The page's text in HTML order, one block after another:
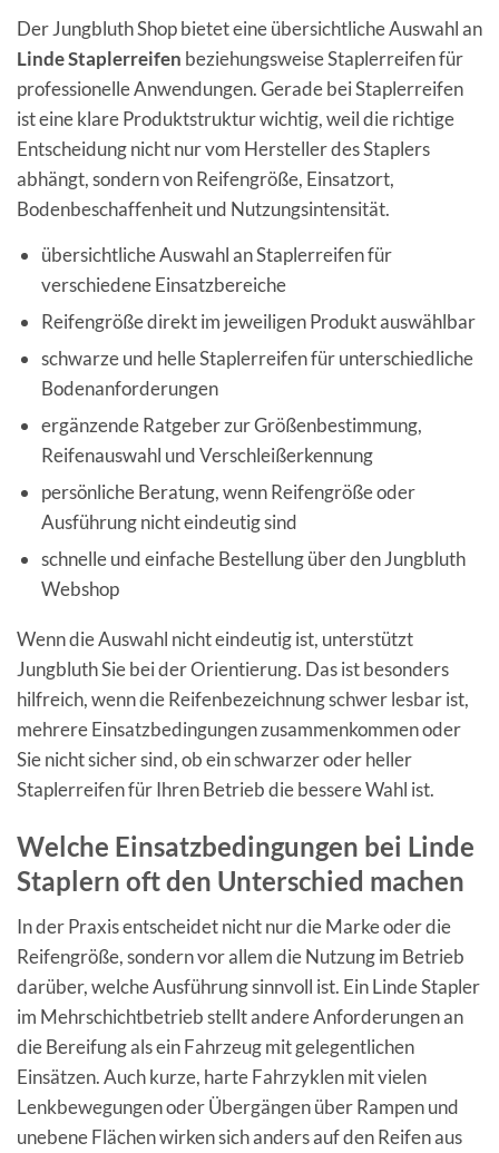
Der Jungbluth Shop bietet eine übersichtliche Auswahl an
Linde Staplerreifen beziehungsweise Staplerreifen für
professionelle Anwendungen. Gerade bei Staplerreifen
ist eine klare Produktstruktur wichtig, weil die richtige
Entscheidung nicht nur vom Hersteller des Staplers
abhängt, sondern von Reifengröße, Einsatzort,
Bodenbeschaffenheit und Nutzungsintensität.
übersichtliche Auswahl an Staplerreifen für
verschiedene Einsatzbereiche
Reifengröße direkt im jeweiligen Produkt auswählbar
schwarze und helle Staplerreifen für unterschiedliche
Bodenanforderungen
ergänzende Ratgeber zur Größenbestimmung,
Reifenauswahl und Verschleißerkennung
persönliche Beratung, wenn Reifengröße oder
Ausführung nicht eindeutig sind
schnelle und einfache Bestellung über den Jungbluth
Webshop
Wenn die Auswahl nicht eindeutig ist, unterstützt
Jungbluth Sie bei der Orientierung. Das ist besonders
hilfreich, wenn die Reifenbezeichnung schwer lesbar ist,
mehrere Einsatzbedingungen zusammenkommen oder
Sie nicht sicher sind, ob ein schwarzer oder heller
Staplerreifen für Ihren Betrieb die bessere Wahl ist.
Welche Einsatzbedingungen bei Linde
Staplern oft den Unterschied machen
In der Praxis entscheidet nicht nur die Marke oder die
Reifengröße, sondern vor allem die Nutzung im Betrieb
darüber, welche Ausführung sinnvoll ist. Ein Linde Stapler
im Mehrschichtbetrieb stellt andere Anforderungen an
die Bereifung als ein Fahrzeug mit gelegentlichen
Einsätzen. Auch kurze, harte Fahrzyklen mit vielen
Lenkbewegungen oder Übergängen über Rampen und
unebene Flächen wirken sich anders auf den Reifen aus